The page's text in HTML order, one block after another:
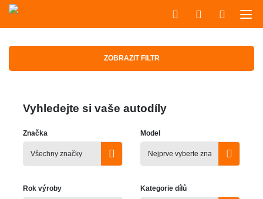
ZOBRAZIT FILTR
Vyhledejte si vaše autodíly
Značka Model
Rok výroby Kategorie dílů